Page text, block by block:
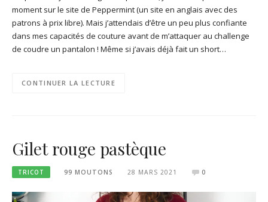
moment sur le site de Peppermint (un site en anglais avec des
patrons à prix libre). Mais j’attendais d’être un peu plus confiante
dans mes capacités de couture avant de m’attaquer au challenge
de coudre un pantalon ! Même si j’avais déjà fait un short…
CONTINUER LA LECTURE
Gilet rouge pastèque
TRICOT 99 MOUTONS 28 MARS 2021 0